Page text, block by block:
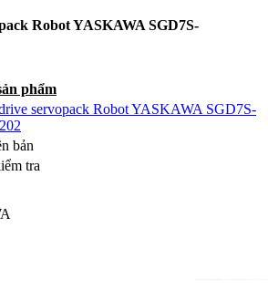
Robot YASKAWA SGD7S-
phẩm
servopack Robot YASKAWA SGD7S-
bản
tra